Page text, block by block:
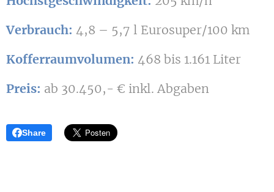
Verbrauch: 4,8 – 5,7 l Eurosuper/100 km
Kofferraumvolumen: 468 bis 1.161 Liter
Preis: ab 30.450,- € inkl. Abgaben
Share